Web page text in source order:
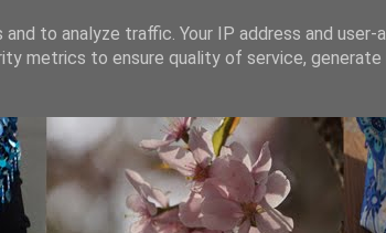
to analyze traffic. Your IP address and user-
metrics to ensure quality of service, generate